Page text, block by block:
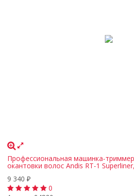
Профессиональная машинка-
окантовки волос Andis RT-1
9 340 ₽
0